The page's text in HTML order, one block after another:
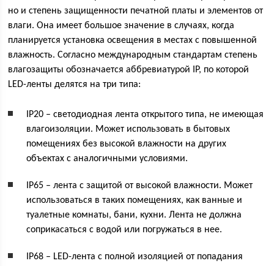
но и степень защищенности печатной платы и элементов от
влаги. Она имеет большое значение в случаях, когда
планируется установка освещения в местах с повышенной
влажность. Согласно международным стандартам степень
влагозащиты обозначается аббревиатурой IP, по которой
LED-ленты делятся на три типа:
IP20 – светодиодная лента открытого типа, не имеющая
влагоизоляции. Может использовать в бытовых
помещениях без высокой влажности на других
объектах с аналогичными условиями.
IP65 – лента с защитой от высокой влажности. Может
использоваться в таких помещениях, как ванные и
туалетные комнаты, бани, кухни. Лента не должна
соприкасаться с водой или погружаться в нее.
IP68 – LED-лента с полной изоляцией от попадания